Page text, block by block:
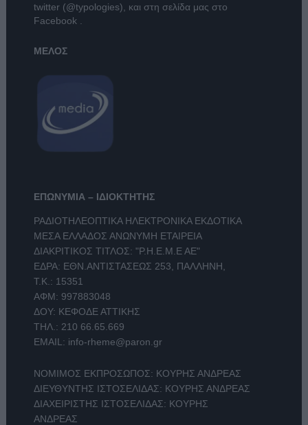
twitter (@typologies) , και στη σελίδα μας στο
Facebook
ΜΕΛΟΣ
ΕΠΩΝΥΜΙΑ – ΙΔΙΟΚΤΗΤΗΣ
ΡΑΔΙΟΤΗΛΕΟΠΤΙΚΑ ΗΛΕΚΤΡΟΝΙΚΑ ΕΚΔΟΤΙΚΑ
ΜΕΣΑ ΕΛΛΑΔΟΣ ΑΝΩΝΥΜΗ ΕΤΑΙΡΕΙΑ
ΔΙΑΚΡΙΤΙΚΟΣ ΤΙΤΛΟΣ: "Ρ.Η.Ε.Μ.Ε ΑΕ"
ΕΔΡΑ: ΕΘΝ.ΑΝΤΙΣΤΑΣΕΩΣ 253, ΠΑΛΛΗΝΗ,
Τ.Κ.: 15351
ΑΦΜ: 997883048
ΔΟΥ: ΚΕΦΟΔΕ ΑΤΤΙΚΗΣ
ΤΗΛ.: 210 66.65.669
EMAIL: info-rheme@paron.gr
ΝΟΜΙΜΟΣ ΕΚΠΡΟΣΩΠΟΣ: ΚΟΥΡΗΣ ΑΝΔΡΕΑΣ
ΔΙΕΥΘΥΝΤΗΣ ΙΣΤΟΣΕΛΙΔΑΣ: ΚΟΥΡΗΣ ΑΝΔΡΕΑΣ
ΔΙΑΧΕΙΡΙΣΤΗΣ ΙΣΤΟΣΕΛΙΔΑΣ: ΚΟΥΡΗΣ
ΑΝΔΡΕΑΣ